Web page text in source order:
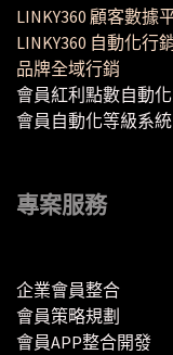
LINKY360 顧客數據
LINKY360 自動化行
品牌全域行銷
會員紅利點數自動
會員自動化等級系統
專案服務
企業會員整合
會員策略規劃
會員APP整合開發